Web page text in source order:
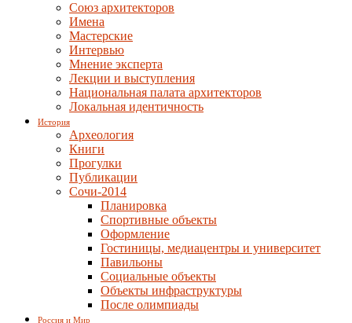
Союз архитекторов
Имена
Мастерские
Интервью
Мнение эксперта
Лекции и выступления
Национальная палата архитекторов
Локальная идентичность
История
Археология
Книги
Прогулки
Публикации
Сочи-2014
Планировка
Спортивные объекты
Оформление
Гостиницы, медиацентры и университет
Павильоны
Социальные объекты
Объекты инфраструктуры
После олимпиады
Россия и Мир